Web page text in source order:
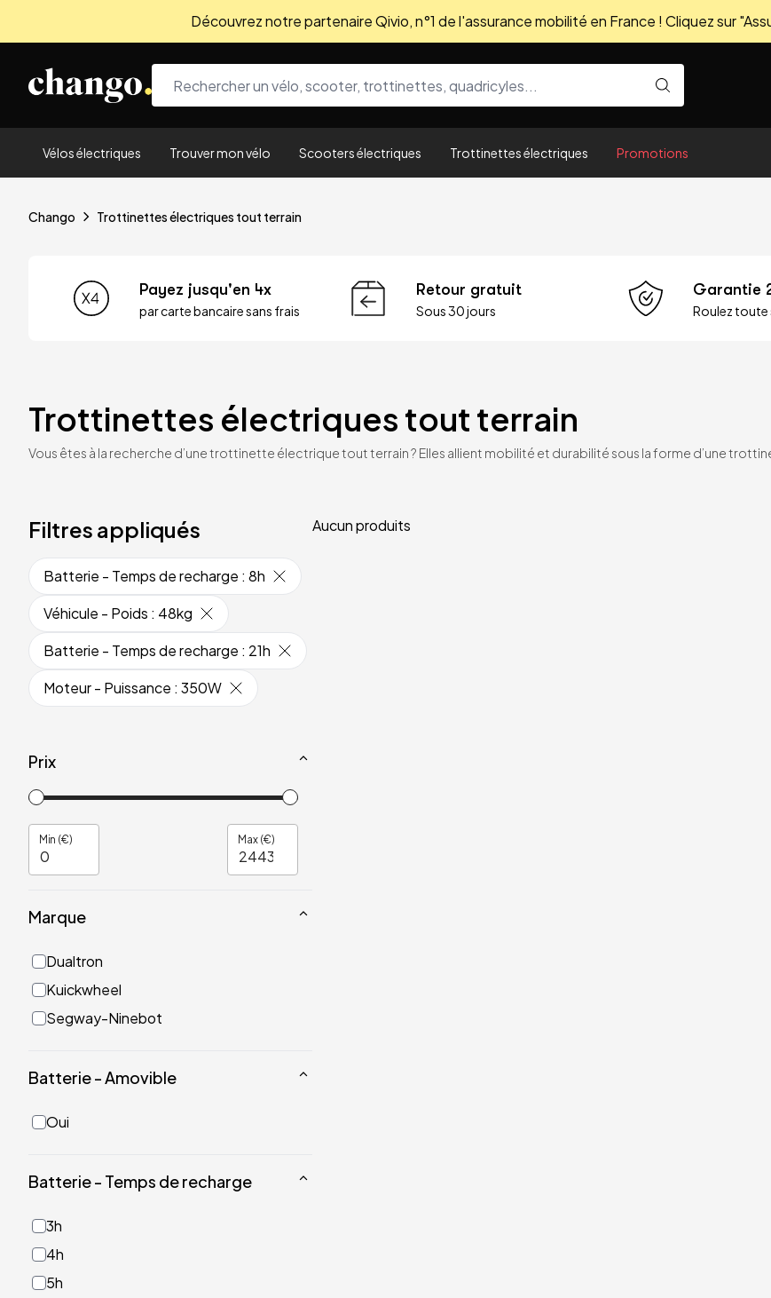
Découvrez notre partenaire Qivio, n°1 de l'assurance mobilité en France ! Cliquez sur
Vélos électriques Trouver mon vélo Scooters électriques Trottinettes électriques Promotions
Chango Trottinettes électriques tout terrain
Payez jusqu'en 4x
par carte bancaire sans frais
Retour gratuit
Sous 30 jours
Garantie
Roulez toute
Trottinettes électriques tout terrain
Vous êtes à la recherche d’une trottinette électrique tout terrain ? Elles allient mobilité et durabilité sous la forme d’une
Filtres appliqués
Batterie - Temps de recharge : 8h
Véhicule - Poids : 48kg
Batterie - Temps de recharge : 21h
Moteur - Puissance : 350W
Prix
Min (€) Max (€)
Marque
Dualtron
Kuickwheel
Segway-Ninebot
Batterie - Amovible
Oui
Batterie - Temps de recharge
3h
4h
5h
Aucun produits